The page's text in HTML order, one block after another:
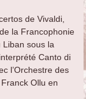
de Vivaldi,
la Francophonie
Liban sous la
Canto di
l’Orchestre des
Ollu en